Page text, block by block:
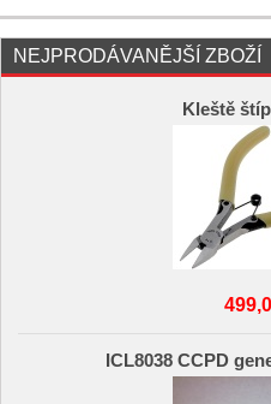
NEJPRODÁVANĚJŠÍ ZBOŽÍ
Kleště
ICL8038 CCPD